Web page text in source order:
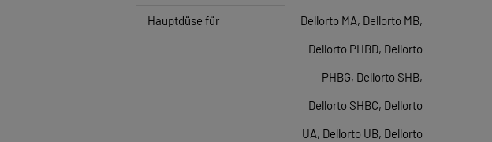
Hauptdüse für
Dellorto MA, Dellorto MB,
Dellorto PHBD, Dellorto
PHBG, Dellorto SHB,
Dellorto SHBC, Dellorto
UA, Dellorto UB, Dellorto